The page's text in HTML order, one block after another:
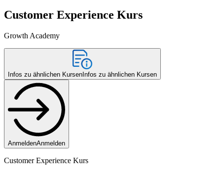
Customer Experience Kurs
Growth Academy
Infos zu ähnlichen Kursen Infos zu ähnlichen Kursen
AnmeldenAnmelden
Customer Experience Kurs